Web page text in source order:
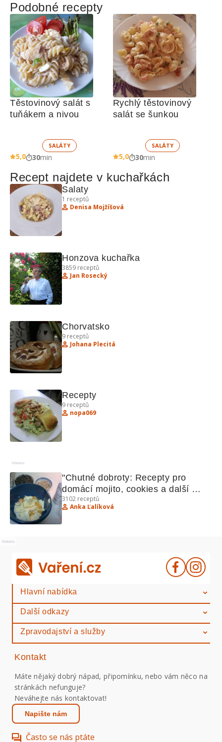
Podobné recepty
Těstovinový salát s
tuňákem a nivou
SALÁTY
5,0 30min
Rychlý těstovinový
salát se šunkou
SALÁTY
5,0 30min
Recept najdete v kuchařkách
Salaty
1 receptů
Denisa Mojžíšová
Honzova kuchařka
3859 receptů
Jan Rosecký
Chorvatsko
9 receptů
Johana Plecitá
Recepty
9 receptů
nopa069
Reklama
"Chutné dobroty: Recepty pro
domácí mojito, cookies a další
lahůdky"
3102 receptů
Anka Ľalíková
Reklama
Hlavní nabídka
Další odkazy
Zpravodajství a služby
Kontakt
Máte nějaký dobrý nápad, připomínku, nebo vám něco na
stránkách nefunguje?
Neváhejte nás kontaktovat!
Napište nám
Často se nás ptáte